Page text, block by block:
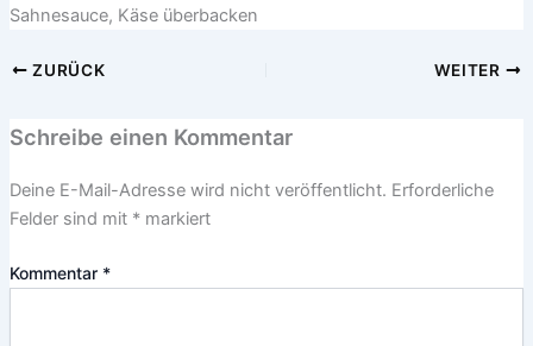
Sahnesauce, Käse überbacken
ZURÜCK WEITER
Schreibe einen Kommentar
Deine E-Mail-Adresse wird nicht veröffentlicht. Erforderliche
Felder sind mit *markiert
Kommentar *